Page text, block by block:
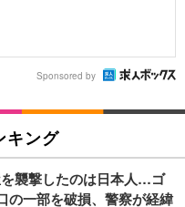
Sponsored by
キング
襲撃したのは日本人…ゴ
の一部を破損、警察が経緯